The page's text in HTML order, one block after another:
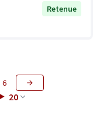
Retenue
20
6